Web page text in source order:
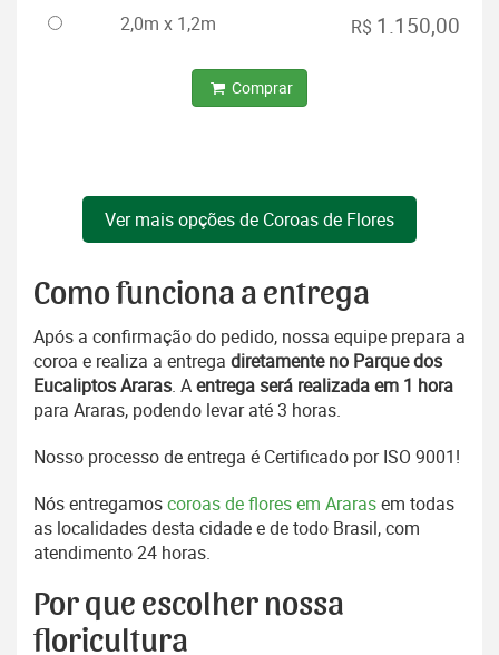
2,0m x 1,2m R$ 1.150,00
Comprar
Ver mais opções de Coroas de Flores
Como funciona a entrega
Após a confirmação do pedido, nossa equipe prepara a
coroa e realiza a entrega diretamente no Parque dos
Eucaliptos Araras. Aentrega será realizada em 1 hora
para Araras, podendo levar até 3 horas.
Nosso processo de entrega é Certificado por ISO 9001!
Nós entregamoscoroas de flores em Ararasem todas
as localidades desta cidade e de todo Brasil, com
atendimento 24 horas.
Por que escolher nossa
floricultura